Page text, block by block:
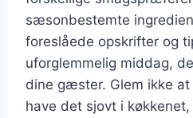
sæsonbestemte
foreslåede opskrifter og
uforglemmelig middag,
dine gæster. Glem ikke
have det sjovt i